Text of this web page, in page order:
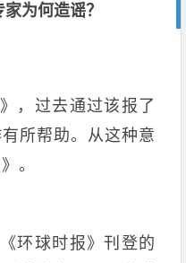
为何造谣？
，过去通过该报了
所帮助。从这种意
。
球时报》刊登的